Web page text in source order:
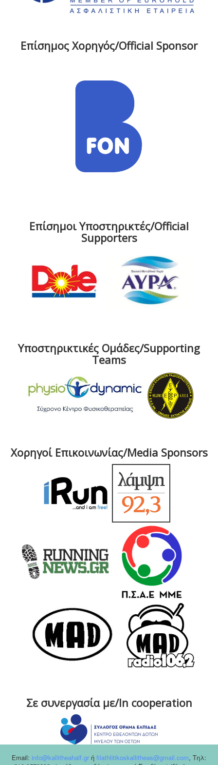
Επίσημος Χορηγός/Official Sponsor
Επίσημοι Υποστηρικτές/Official
Supporters
Υποστηρικτικές Ομάδες/Supporting
Teams
Χορηγοί Επικοινωνίας/Media Sponsors
Σε συνεργασία με/In cooperation
Email: info@kallitheahalf.gr ή filathlitikoskallitheas@gmail.com, Tηλ: